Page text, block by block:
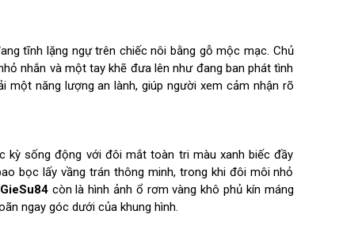
tĩnh lặng ngự trên chiếc nôi bằng gỗ mộc mạc. Chủ
nhắn và một tay khẽ đưa lên như đang ban phát tình
một năng lượng an lành, giúp người xem cảm nhận rõ
sống động với đôi mắt toàn tri màu xanh biếc đầy
bọc lấy vầng trán thông minh, trong khi đôi môi nhỏ
GieSu84còn là hình ảnh ổ rơm vàng khô phủ kín máng
ngay góc dưới của khung hình.